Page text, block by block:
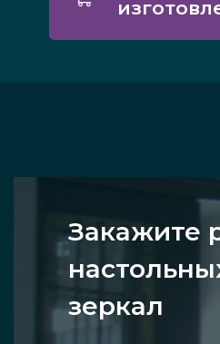
Закажите
зеркал